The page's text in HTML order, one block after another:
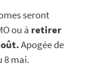
seront
ou à retirer
Apogée de
8 mai.